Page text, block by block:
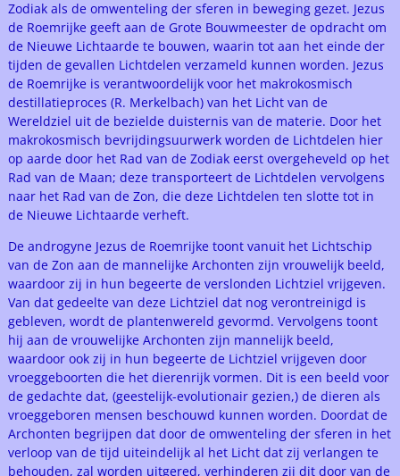
Zodiak als de omwenteling der sferen in beweging gezet. Jezus
de Roemrijke geeft aan de Grote Bouwmeester de opdracht om
de Nieuwe Lichtaarde te bouwen, waarin tot aan het einde der
tijden de gevallen Lichtdelen verzameld kunnen worden. Jezus
de Roemrijke is verantwoordelijk voor het makrokosmisch
destillatieproces (R. Merkelbach) van het Licht van de
Wereldziel uit de bezielde duisternis van de materie. Door het
makrokosmisch bevrijdingsuurwerk worden de Lichtdelen hier
op aarde door het Rad van de Zodiak eerst overgeheveld op het
Rad van de Maan; deze transporteert de Lichtdelen vervolgens
naar het Rad van de Zon, die deze Lichtdelen ten slotte tot in
de Nieuwe Lichtaarde verheft.
De androgyne Jezus de Roemrijke toont vanuit het Lichtschip
van de Zon aan de mannelijke Archonten zijn vrouwelijk beeld,
waardoor zij in hun begeerte de verslonden Lichtziel vrijgeven.
Van dat gedeelte van deze Lichtziel dat nog verontreinigd is
gebleven, wordt de plantenwereld gevormd. Vervolgens toont
hij aan de vrouwelijke Archonten zijn mannelijk beeld,
waardoor ook zij in hun begeerte de Lichtziel vrijgeven door
vroeggeboorten die het dierenrijk vormen. Dit is een beeld voor
de gedachte dat, (geestelijk-evolutionair gezien,) de dieren als
vroeggeboren mensen beschouwd kunnen worden. Doordat de
Archonten begrijpen dat door de omwenteling der sferen in het
verloop van de tijd uiteindelijk al het Licht dat zij verlangen te
behouden, zal worden uitgered, verhinderen zij dit door van de